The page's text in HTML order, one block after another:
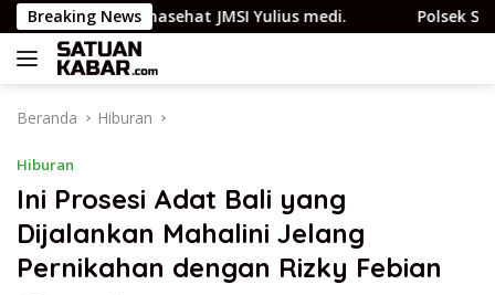
Langsung
ke
konten
Breaking News
Istri Penasehat JMSI Yulius medi. Polsek Sungai
Beranda Hiburan
Hiburan
Ini Prosesi Adat Bali yang
Dijalankan Mahalini Jelang
Pernikahan dengan Rizky Febian